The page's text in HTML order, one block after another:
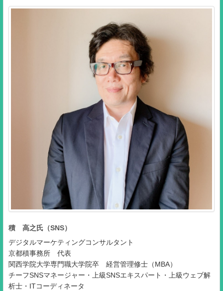
積 高之氏（SNS）
デジタルマーケティングコンサルタント
京都積事務所 代表
関西学院大学専門職大学院卒 経営管理修士（MBA）
チーフSNSマネージャー・上級SNSエキスパート・上級ウェブ解
析士・ITコーディネータ